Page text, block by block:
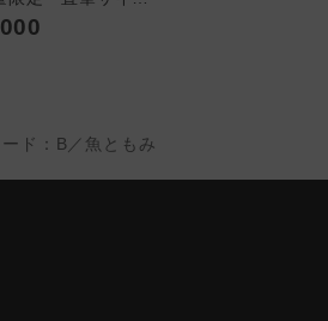
ド：B／魚ともみ